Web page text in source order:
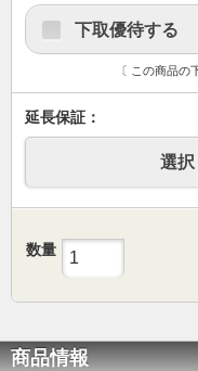
下取優待する
〔 この商品の
延長保証：
選
数量
商品情報